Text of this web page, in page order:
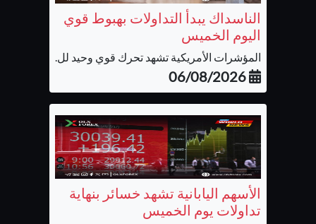
الناسداك يبدأ التداولات بهبوط قوي
اليوم الخميس
المؤشرات الأمريكية تشهد تحرك قوي وحيد لل...
06/08/2026
الأسهم اليابانية تشهد خسائر بنهاية
تداولات يوم الخميس